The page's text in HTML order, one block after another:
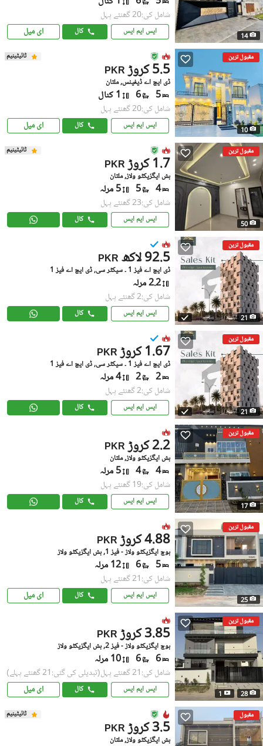
14
شامل کی:20 گھنٹے پہل
ایس ایم ایس کال ای میل
مقبول ترین
10
ٹائیٹینیم
PKR 5.5 کروڑ
ڈی ایچ اے ڈیفینس, ملتان
5
6 1 کنال
شامل کی:20 گھنٹے پہل
ایس ایم ایس کال ای میل
مقبول ترین
50
ٹائیٹینیم
PKR 1.7 کروڑ
بش ایگزیکٹو ولاز, ملتان
4
5 5 مرلہ
شامل کی:23 گھنٹے پہل
ایس ایم ایس کال
مقبول ترین
21
PKR 92.5 لاکھ
ڈی ایچ اے فیز 1 ۔ سیکٹر سی, ڈی ایچ اے فیز 1
2.2 مرلہ
شامل کی:2 گھنٹے پہل
ایس ایم ایس کال
مقبول ترین
21
PKR 1.67 کروڑ
ڈی ایچ اے فیز 1 ۔ سیکٹر سی, ڈی ایچ اے فیز 1
2
2 4 مرلہ
شامل کی:2 گھنٹے پہل
ایس ایم ایس کال
مقبول ترین
17
PKR 2.2 کروڑ
بش ایگزیکٹو ولاز, ملتان
4
4 5 مرلہ
شامل کی:19 گھنٹے پہل
ایس ایم ایس کال
مقبول ترین
25
PKR 4.88 کروڑ
بوچ ایگزیکٹو ولاز - فیز 1, بش ایگزیکٹو ولاز
5
6 12 مرلہ
شامل کی:21 گھنٹے پہل
ایس ایم ایس کال ای میل
مقبول ترین
28
1
PKR 3.85 کروڑ
بوچ ایگزیکٹو ولاز - فیز 2, بش ایگزیکٹو ولاز
6
6 10 مرلہ
شامل کی:21 گھنٹے پہل (تبدیلی کی گئی:21 گھنٹے پہلے)
ایس ایم ایس کال ای میل
مقبول ٹائیٹینیم
PKR 3.5 کروڑ
بش ایگزیکٹو ولاز, ملتان